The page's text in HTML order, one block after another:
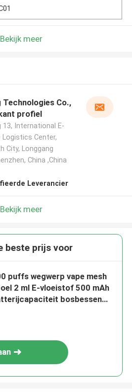
Bekijk meer
Technologies Co.,
profiel
13, International E-
Center,
City, Longgang
China ,China
Leverancier
Bekijk meer
beste prijs voor
puffs wegwerp vape mesh
2 ml E-vloeistof 500 mAh
bosbessen